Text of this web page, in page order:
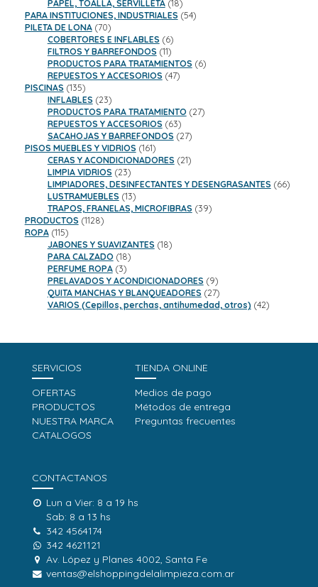
productos
PAPEL, TOALLA, SERVILLETA 1818
productos
PARA INSTITUCIONES, INDUSTRIALES 5454
PILETA DE LONA 7070
productos
COBERTORES E INFLABLES 66
productos
FILTROS Y BARREFONDOS 1111
productos
PRODUCTOS PARA TRATAMIENTOS 66
REPUESTOS Y ACCESORIOS 4747
PISCINAS 135135
productos
INFLABLES 2323
productos
PRODUCTOS PARA TRATAMIENTO 2727
REPUESTOS Y ACCESORIOS 6363
productos
SACAHOJAS Y BARREFONDOS 2727
PISOS MUEBLES Y VIDRIOS 161161
productos
CERAS Y ACONDICIONADORES 2121
LIMPIA VIDRIOS 2323
productos
LIMPIADORES, DESINFECTANTES Y DESENGRASANTES 6666
LUSTRAMUEBLES 1313
productos
TRAPOS, FRANELAS, MICROFIBRAS 3939
PRODUCTOS 11281128
ROPA 115115
productos
JABONES Y SUAVIZANTES 1818
PARA CALZADO 1818
PERFUME ROPA 33
productos
PRELAVADOS Y ACONDICIONADORES 99
productos
QUITA MANCHAS Y BLANQUEADORES 2727
productos
VARIOS (Cepillos, perchas, antihumedad, otros) 4242
SERVICIOS
OFERTAS
PRODUCTOS
NUESTRA MARCA
CATALOGOS
TIENDA ONLINE
Medios de pago
Métodos de entrega
Preguntas frecuentes
CONTACTANOS
Lun a Vier: 8 a 19 hs
Sab: 8 a 13 hs
342 4564174
342 4621121
Av. López y Planes 4002, Santa Fe
ventas@elshoppingdelalimpieza.com.ar